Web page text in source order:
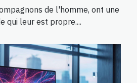
de l'homme, ont une
qui leur est propre....